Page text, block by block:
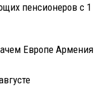
пенсионеров с 1
Европе Армения